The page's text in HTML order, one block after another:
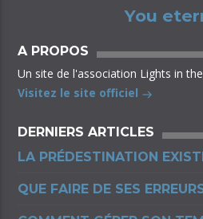
You
A PROPOS
Un site de l'association Lights in
Visitez le site officiel
DERNIERS ARTICLES
LA PRÉDESTINATION
QUE FAIRE DE SES